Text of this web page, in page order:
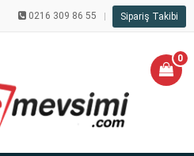
0216 309 86 55 Sipariş Takibi
0